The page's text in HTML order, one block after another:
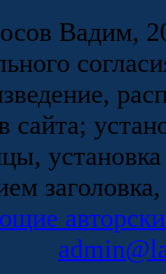
Вадим,
сайта;